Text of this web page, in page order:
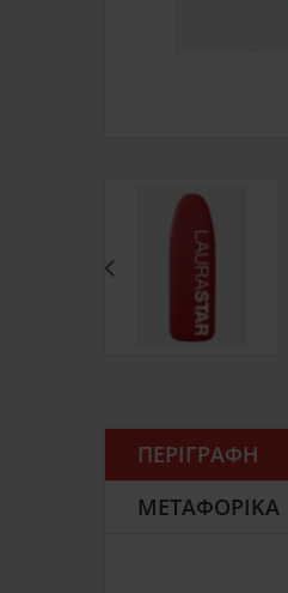
ΠΕΡΙΓΡΑΦΉ
ΜΕΤΑΦΟΡΙΚΆ